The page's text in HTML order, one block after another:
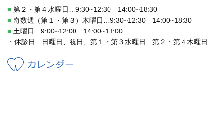
■ 第２・第４水曜日…9:30~12:30 14:00~18:30
■ 奇数週（第１・第３）木曜日…9:30~12:30 14:00~18:30
■ 土曜日…9:00~12:00 14:00~18:00
・休診日 日曜日、祝日、第１・第３水曜日、第２・第４木曜日